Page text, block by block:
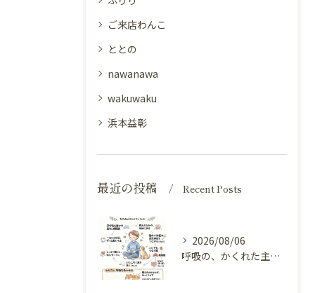
ご来店わんこ
ととの
nawanawa
wakuwaku
浜本益彰
最近の投稿 Recent Posts
2026/08/06
呼吸の、かくれた主役（横隔膜と自律神経）